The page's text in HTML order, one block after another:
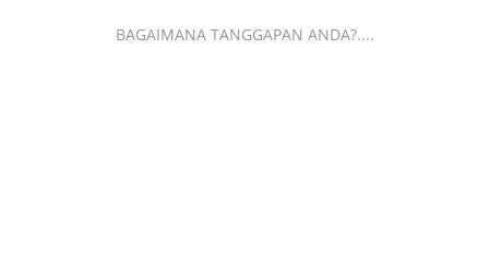
BAGAIMANA TANGGAPAN ANDA?....